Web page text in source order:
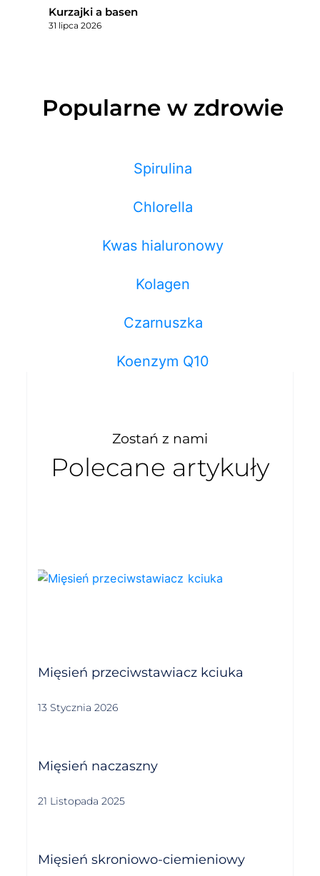
Kurzajki a basen
31 lipca 2026
Popularne w zdrowie
Spirulina
Chlorella
Kwas hialuronowy
Kolagen
Czarnuszka
Koenzym Q10
Zostań z nami
Polecane artykuły
Mięsień przeciwstawiacz kciuka
13 Stycznia 2026
Mięsień naczaszny
21 Listopada 2025
Mięsień skroniowo-ciemieniowy